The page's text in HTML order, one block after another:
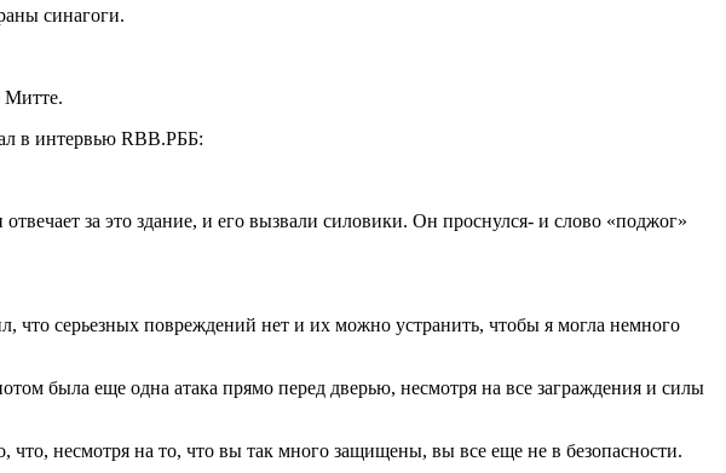
синагоги.
Митте.
в интервью RBB.РББ:
за это здание, и его вызвали силовики. Он проснулся- и слово «поджог»
серьезных повреждений нет и их можно устранить, чтобы я могла немного
была еще одна атака прямо перед дверью, несмотря на все заграждения и силы
что, несмотря на то, что вы так много защищены, вы все еще не в безопасности.